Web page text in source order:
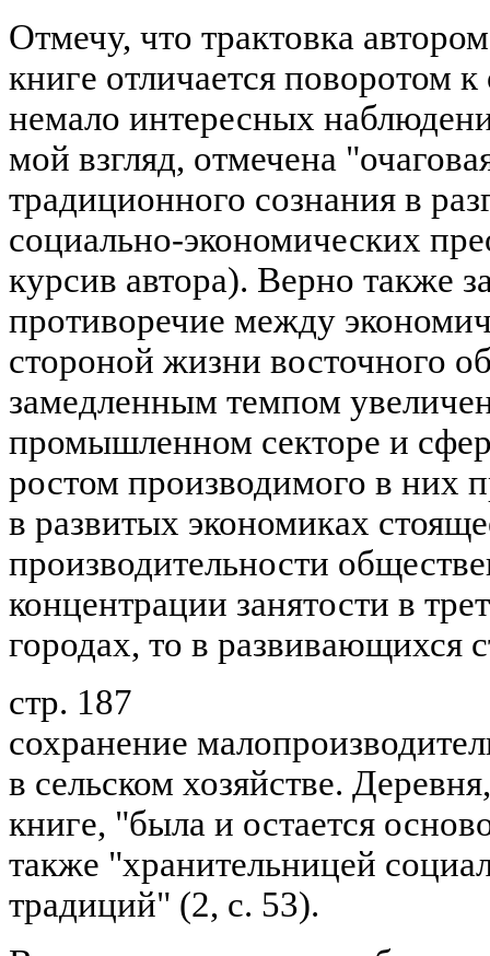
Отмечу, что трактовка
книге отличается поворотом
немало интересных
мой взгляд, отмечена
традиционного сознания в
социально-экономических
курсив автора). Верно также
противоречие между
стороной жизни восточного
замедленным темпом
промышленном секторе и
ростом производимого в них
в развитых экономиках
производительности
концентрации занятости в
городах, то в развивающихся
стр. 187
сохранение
в сельском хозяйстве.
книге, "была и остается
также "хранительницей
традиций" (2, с. 53).